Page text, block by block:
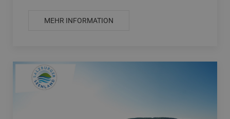
MEHR INFORMATION